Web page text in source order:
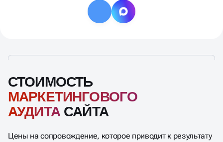
СТОИМОСТЬ
МАРКЕТИНГОВОГО
АУДИТА САЙТА
Цены на сопровождение, которое приводит к результату